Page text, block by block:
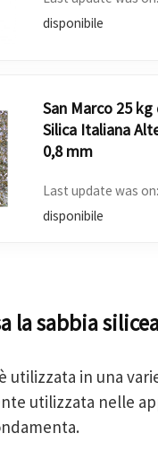
disponibile
San Marco 25 kg
Silica Italiana
0,8 mm
Last update was
disponibile
la sabbia
utilizzata in una
utilizzata nelle